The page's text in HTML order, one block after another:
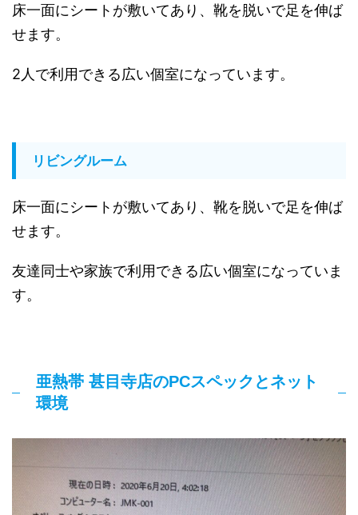
床一面にシートが敷いてあり、靴を脱いで足を伸ば
せます。
2人で利用できる広い個室になっています。
リビングルーム
床一面にシートが敷いてあり、靴を脱いで足を伸ば
せます。
友達同士や家族で利用できる広い個室になっていま
す。
亜熱帯 甚目寺店のPCスペックとネット
環境